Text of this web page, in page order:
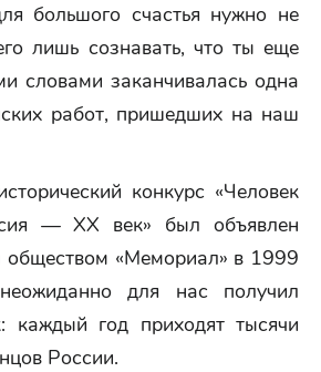
большого счастья нужно не
лишь сознавать, что ты еще
словами заканчивалась одна
работ, пришедших на наш
конкурс «Человек
— XX век» был объявлен
«Мемориал» в 1999
для нас получил
каждый год приходят тысячи
России.